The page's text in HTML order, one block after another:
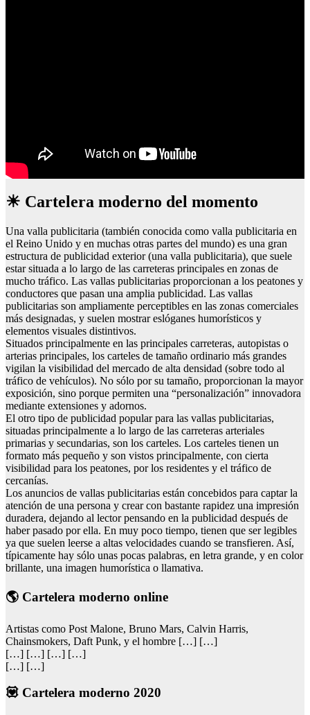
☀ Cartelera moderno del momento
Una valla publicitaria (también conocida como valla publicitaria en
el Reino Unido y en muchas otras partes del mundo) es una gran
estructura de publicidad exterior (una valla publicitaria), que suele
estar situada a lo largo de las carreteras principales en zonas de
mucho tráfico. Las vallas publicitarias proporcionan a los peatones y
conductores que pasan una amplia publicidad. Las vallas
publicitarias son ampliamente perceptibles en las zonas comerciales
más designadas, y suelen mostrar eslóganes humorísticos y
elementos visuales distintivos.
Situados principalmente en las principales carreteras, autopistas o
arterias principales, los carteles de tamaño ordinario más grandes
vigilan la visibilidad del mercado de alta densidad (sobre todo al
tráfico de vehículos). No sólo por su tamaño, proporcionan la mayor
exposición, sino porque permiten una “personalización” innovadora
mediante extensiones y adornos.
El otro tipo de publicidad popular para las vallas publicitarias,
situadas principalmente a lo largo de las carreteras arteriales
primarias y secundarias, son los carteles. Los carteles tienen un
formato más pequeño y son vistos principalmente, con cierta
visibilidad para los peatones, por los residentes y el tráfico de
cercanías.
Los anuncios de vallas publicitarias están concebidos para captar la
atención de una persona y crear con bastante rapidez una impresión
duradera, dejando al lector pensando en la publicidad después de
haber pasado por ella. En muy poco tiempo, tienen que ser legibles
ya que suelen leerse a altas velocidades cuando se transfieren. Así,
típicamente hay sólo unas pocas palabras, en letra grande, y en color
brillante, una imagen humorística o llamativa.
🌎 Cartelera moderno online
Artistas como Post Malone, Bruno Mars, Calvin Harris,
Chainsmokers, Daft Punk, y el hombre […] […]
[…] […] […] […]
[…] […]
💟 Cartelera moderno 2020